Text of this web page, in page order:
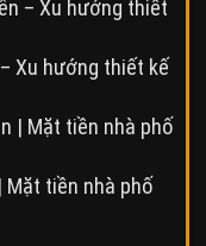
Xu hướng thiết kế
Mặt tiền nhà phố